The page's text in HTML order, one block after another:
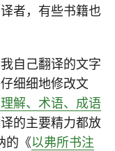
者，有些书籍也
自己翻译的文字
细细地修改文
解、术语、成语
的主要精力都放
的《以弗所书注